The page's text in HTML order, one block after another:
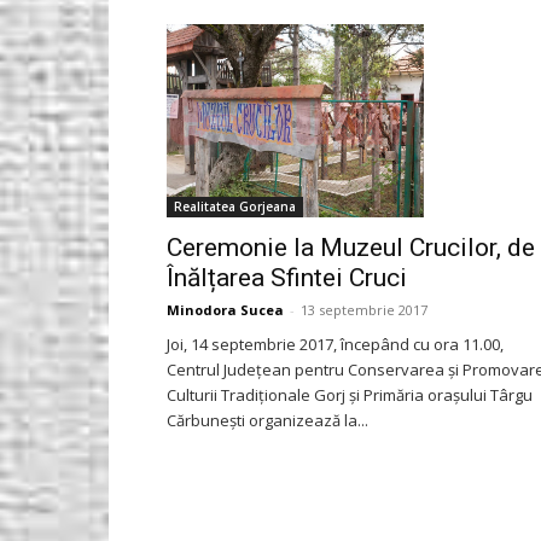
Gorjeanul.ro
Realitatea Gorjeana
Ceremonie la Muzeul Crucilor, de
Înălțarea Sfintei Cruci
Minodora Sucea - 13 septembrie 2017
Joi, 14 septembrie 2017, începând cu ora 11.00,
Centrul Judeţean pentru Conservarea şi
Culturii Tradiţionale Gorj şi Primăria oraşului Târgu
Cărbuneşti organizează la...